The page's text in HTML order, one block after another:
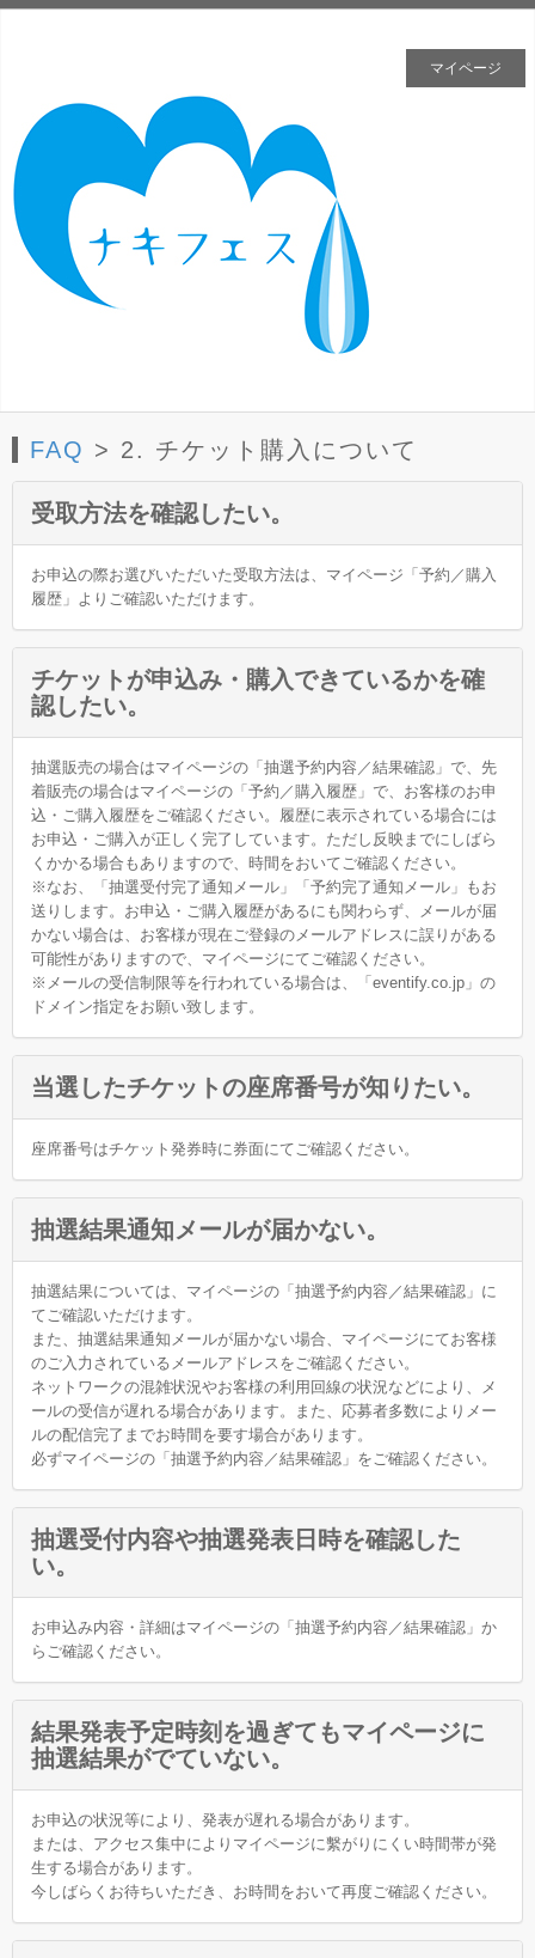
マイページ
FAQ > 2. チケット購入について
受取方法を確認したい。
お申込の際お選びいただいた受取方法は、マイページ「予約／購入
履歴」よりご確認いただけます。
チケットが申込み・購入できているかを確
認したい。
抽選販売の場合はマイページの「抽選予約内容／結果確認」で、先
着販売の場合はマイページの「予約／購入履歴」で、お客様のお申
込・ご購入履歴をご確認ください。履歴に表示されている場合には
お申込・ご購入が正しく完了しています。ただし反映までにしばら
くかかる場合もありますので、時間をおいてご確認ください。
※なお、「抽選受付完了通知メール」「予約完了通知メール」もお
送りします。お申込・ご購入履歴があるにも関わらず、メールが届
かない場合は、お客様が現在ご登録のメールアドレスに誤りがある
可能性がありますので、マイページにてご確認ください。
※メールの受信制限等を行われている場合は、「eventify.co.jp」の
ドメイン指定をお願い致します。
当選したチケットの座席番号が知りたい。
座席番号はチケット発券時に券面にてご確認ください。
抽選結果通知メールが届かない。
抽選結果については、マイページの「抽選予約内容／結果確認」に
てご確認いただけます。
また、抽選結果通知メールが届かない場合、マイページにてお客様
のご入力されているメールアドレスをご確認ください。
ネットワークの混雑状況やお客様の利用回線の状況などにより、メ
ールの受信が遅れる場合があります。また、応募者多数によりメー
ルの配信完了までお時間を要す場合があります。
必ずマイページの「抽選予約内容／結果確認」をご確認ください。
抽選受付内容や抽選発表日時を確認した
い。
お申込み内容・詳細はマイページの「抽選予約内容／結果確認」か
らご確認ください。
結果発表予定時刻を過ぎてもマイページに
抽選結果がでていない。
お申込の状況等により、発表が遅れる場合があります。
または、アクセス集中によりマイページに繫がりにくい時間帯が発
生する場合があります。
今しばらくお待ちいただき、お時間をおいて再度ご確認ください。